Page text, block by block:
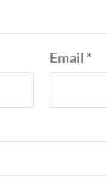
Email *